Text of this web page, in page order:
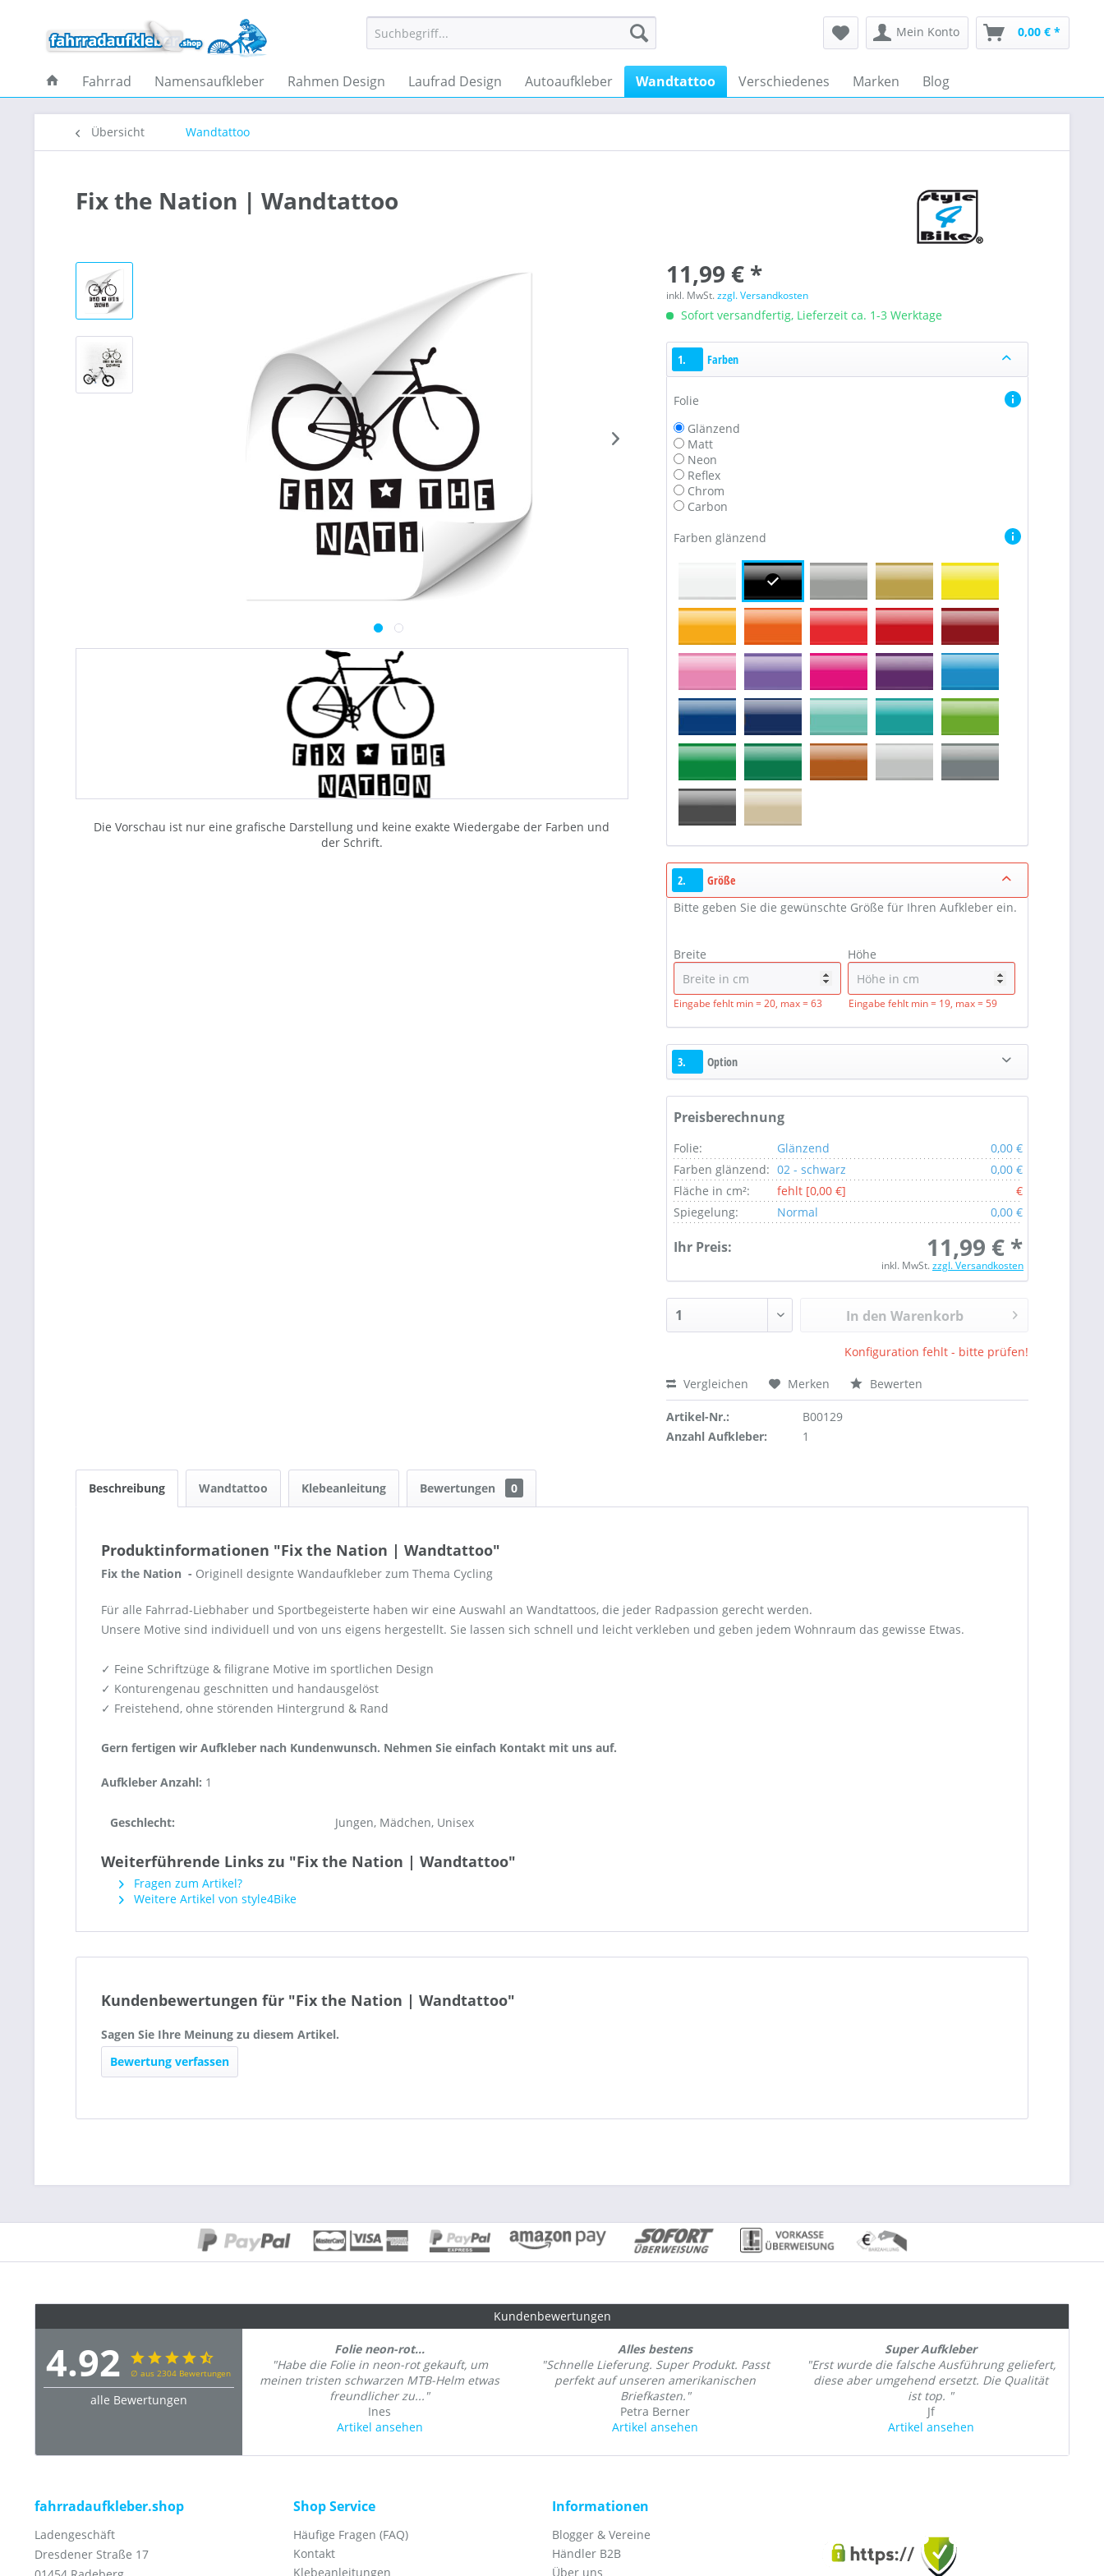
Mein Konto 0,00 € *
Fahrrad Namensaufkleber Rahmen Design Laufrad Design Autoaufkleber Wandtattoo Verschiedenes Marken Blog
Übersicht Wandtattoo
Fix the Nation | Wandtattoo
Die Vorschau ist nur eine grafische Darstellung und keine exakte Wiedergabe der Farben und
der Schrift.
11,99 € *
inkl. MwSt.zzgl. Versandkosten
Sofort versandfertig, Lieferzeit ca. 1-3 Werktage
1. Farben
Folie
Glänzend
Matt
Neon
Reflex
Chrom
Carbon
Farben glänzend
2.
Größe
Bitte geben Sie die gewünschte Größe für Ihren Aufkleber ein.
Breite Höhe
Eingabe fehlt min = 20, max = 63 Eingabe fehlt min = 19, max = 59
3. Option
Preisberechnung
Folie: Glänzend
0,00 €
Farben glänzend: 02 - schwarz
0,00 €
Fläche in cm²:
fehlt [0,00 €]
€
Spiegelung:
Normal 0,00 €
Ihr Preis: 11,99 € *
inkl. MwSt.zzgl. Versandkosten
In den Warenkorb
Konfiguration fehlt - bitte prüfen!
Vergleichen Merken Bewerten
Artikel-Nr.:
B00129
Anzahl Aufkleber:
1
Beschreibung Wandtattoo Klebeanleitung Bewertungen 0
Produktinformationen "Fix the Nation | Wandtattoo"
Fix the Nation - Originell designte Wandaufkleber zum Thema Cycling
Für alle Fahrrad-Liebhaber und Sportbegeisterte haben wir eine Auswahl an Wandtattoos, die jeder Radpassion gerecht werden.
Unsere Motive sind individuell und von uns eigens hergestellt. Sie lassen sich schnell und leicht verkleben und geben jedem Wohnraum das gewisse Etwas.
✓ Feine Schriftzüge & filigrane Motive im sportlichen Design
✓ Konturengenau geschnitten und handausgelöst
✓ Freistehend, ohne störenden Hintergrund & Rand
Gern fertigen wir Aufkleber nach Kundenwunsch. Nehmen Sie einfach Kontakt mit uns auf.
Aufkleber Anzahl: 1
Geschlecht: Jungen, Mädchen, Unisex
Weiterführende Links zu "Fix the Nation | Wandtattoo"
Fragen zum Artikel?
Weitere Artikel von style4Bike
Kundenbewertungen für "Fix the Nation | Wandtattoo"
Sagen Sie Ihre Meinung zu diesem Artikel.
Bewertung verfassen
Kundenbewertungen
4.92∅ aus 2304 Bewertungen
alle Bewertungen
Folie neon-rot...
"Habe die Folie in neon-rot gekauft, um
meinen tristen schwarzen MTB-Helm etwas
freundlicher zu..."
Ines
Artikel ansehen
Alles bestens
"Schnelle Lieferung. Super Produkt. Passt
perfekt auf unseren amerikanischen
Briefkasten."
Petra Berner
Artikel ansehen
Super Aufkleber
"Erst wurde die falsche Ausführung geliefert,
diese aber umgehend ersetzt. Die Qualität
ist top. "
Jf
Artikel ansehen
fahrradaufkleber.shop
Ladengeschäft
Dresdener Straße 17
Shop Service
Häufige Fragen (FAQ)
Kontakt
Klebeanleitungen
Informationen
Blogger & Vereine
Händler B2B
Über uns